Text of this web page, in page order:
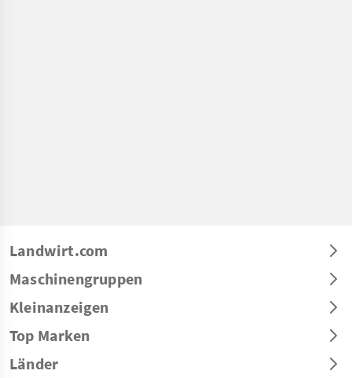
Landwirt.com
Maschinengruppen
Kleinanzeigen
Top Marken
Länder